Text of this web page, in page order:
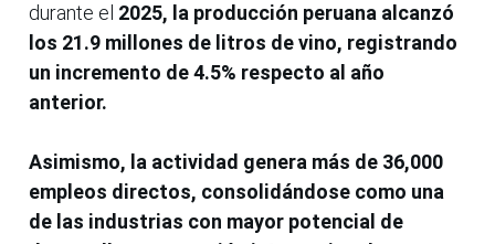
durante el 2025, la producción peruana alcanzó
los 21.9 millones de litros de vino, registrando
un incremento de 4.5% respecto al año
anterior.
Asimismo, la actividad genera más de 36,000
empleos directos, consolidándose como una
de las industrias con mayor potencial de